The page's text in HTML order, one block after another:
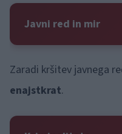
Javni red in mir
Zaradi kršitev javnega
enajstkrat.